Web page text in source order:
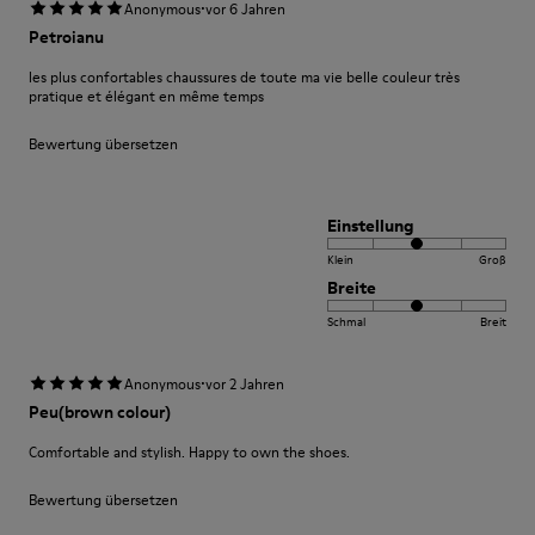
Anonymous·vor 6 Jahren
Petroianu
les plus confortables chaussures de toute ma vie belle couleur très
pratique et élégant en même temps
Bewertung übersetzen
Einstellung
Klein Groß
Breite
Schmal Breit
Anonymous·vor 2 Jahren
Peu(brown colour)
Comfortable and stylish. Happy to own the shoes.
Bewertung übersetzen